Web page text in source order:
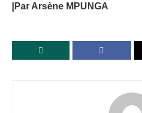
|Par Arsène MPUNGA